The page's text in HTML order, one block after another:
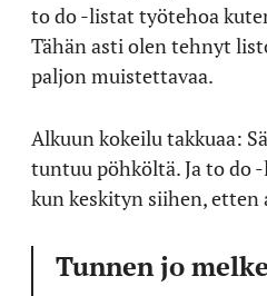
to do -listat työtehoa
Tähän asti olen tehnyt
paljon muistettavaa.
Alkuun kokeilu takkuaa:
tuntuu pöhköltä. Ja to do
kun keskityn siihen, etten
Tunnen jo